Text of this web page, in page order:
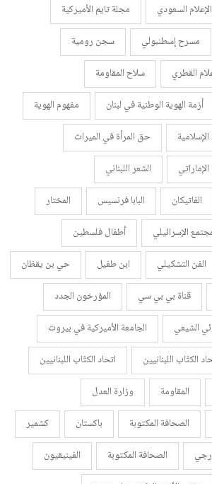
الإعلام السعودي
مجلة تايم الأميركية
مسرح إسطنبولي
سجن رومية
القطري
سلاح المقاومة
أزمة الهوية الوطنية في لبنان
مفهوم الهوية
حق المرأة في الميراث
الإماراتي
الشعر اللبناني
الفاتيكان البابا فرنسيس
المختار
الإسرائيلي
أطفال فلسطين
الفن التشكيلي ابن طفيل
حي بن يقظان
قناة بي بي سي
المؤرخون الجدد
الشيعي
الجامعة الأميركية في بيروت
الكتّاب اللبنانيين
اتحاد الكتّاب اللبنانيين
المقاومة
وزارة العدل
الصحافة المكتوبة باكستان
كشمير
الصحافة المكتوبة
الفينيقيون